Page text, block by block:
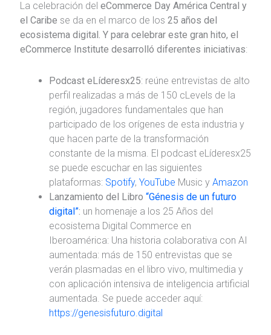
La celebración del eCommerce Day América Central y
el Caribe se da en el marco de los 25 años del
ecosistema digital. Y para celebrar este gran hito, el
eCommerce Institute desarrolló diferentes iniciativas:
Podcast eLíderesx25: reúne entrevistas de alto
perfil realizadas a más de 150 cLevels de la
región, jugadores fundamentales que han
participado de los orígenes de esta industria y
que hacen parte de la transformación
constante de la misma. El podcast eLíderesx25
se puede escuchar en las siguientes
plataformas: Spotify, YouTube Music y Amazon
Lanzamiento del Libro “Génesis de un futuro
digital”: un homenaje a los 25 Años del
ecosistema Digital Commerce en
Iberoamérica: Una historia colaborativa con AI
aumentada: más de 150 entrevistas que se
verán plasmadas en el libro vivo, multimedia y
con aplicación intensiva de inteligencia artificial
aumentada. Se puede acceder aquí:
https://genesisfuturo.digital